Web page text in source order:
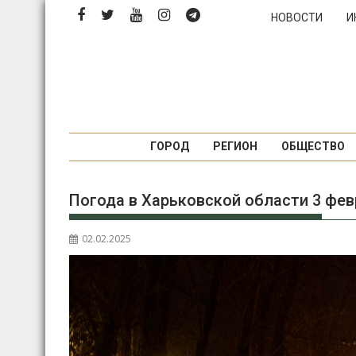
Перейти
НОВОСТИ
ГОРОД РЕГИОН ОБЩЕСТВО
Погода в Харьковской области 3
02.02.2025